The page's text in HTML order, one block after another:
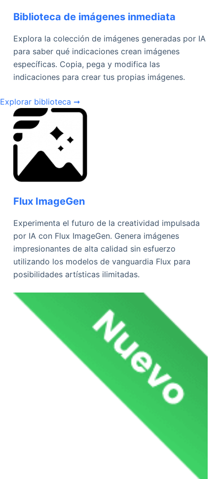
Biblioteca de imágenes inmediata
Explora la colección de imágenes generadas por IA
para saber qué indicaciones crean imágenes
específicas. Copia, pega y modifica las
indicaciones para crear tus propias imágenes.
Explorar biblioteca ➞
Flux ImageGen
Experimenta el futuro de la creatividad impulsada
por IA con Flux ImageGen. Genera imágenes
impresionantes de alta calidad sin esfuerzo
utilizando los modelos de vanguardia Flux para
posibilidades artísticas ilimitadas.